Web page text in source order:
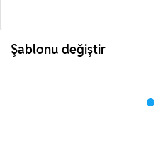
Şablonu değiştir